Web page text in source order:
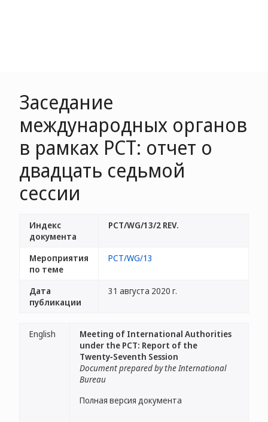
Заседание
международных органов
в рамках PCT: отчет о
двадцать седьмой
сессии
Индекс
документа
PCT/WG/13/2 REV.
Мероприятия
по теме
PCT/WG/13
Дата
публикации
31 августа 2020 г.
English
Meeting of International Authorities
under the PCT: Report of the
Twenty‑Seventh Session
Document prepared by the International
Bureau
Полная версия документа